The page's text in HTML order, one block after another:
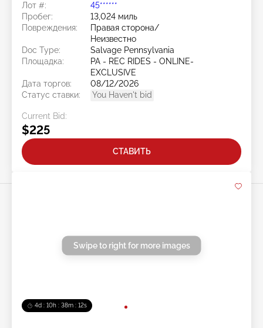
Лот #:
45******
Пробег:
13,024 миль
Повреждения:
Правая сторона/
Неизвестно
Doc Type:
Salvage Pennsylvania
Площадка:
PA - REC RIDES - ONLINE-
EXCLUSIVE
Дата торгов:
08/12/2026
Статус ставки:
You Haven't bid
Current Bid:
$225
СТАВИТЬ
4d : 10h : 38m : 11s
Swipe to right for more images